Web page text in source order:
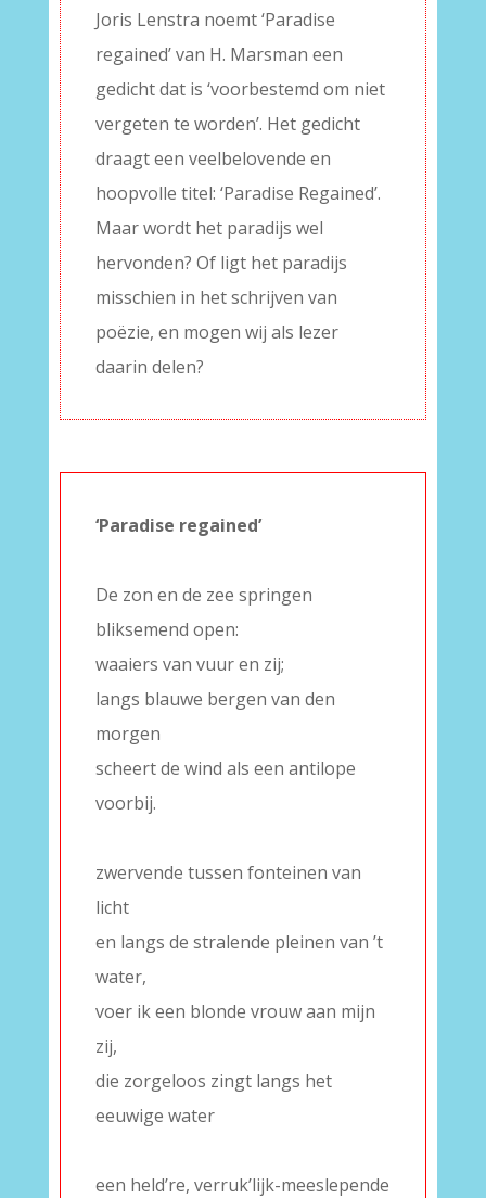
Joris Lenstra noemt ‘Paradise
regained’ van H. Marsman een
gedicht dat is ‘voorbestemd om niet
vergeten te worden’. Het gedicht
draagt een veelbelovende en
hoopvolle titel: ‘Paradise Regained’.
Maar wordt het paradijs wel
hervonden? Of ligt het paradijs
misschien in het schrijven van
poëzie, en mogen wij als lezer
daarin delen?
‘Paradise regained’
De zon en de zee springen
bliksemend open:
waaiers van vuur en zij;
langs blauwe bergen van den
morgen
scheert de wind als een antilope
voorbij.
zwervende tussen fonteinen van
licht
en langs de stralende pleinen van ’t
water,
voer ik een blonde vrouw aan mijn
zij,
die zorgeloos zingt langs het
eeuwige water
een held’re, verruk’lijk-meeslepende